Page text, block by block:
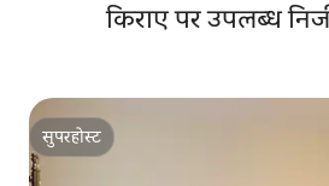
किराए पर उपलब्ध
सुपरहोस्ट
सुपरहोस्ट